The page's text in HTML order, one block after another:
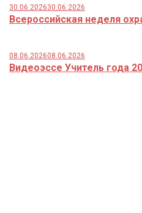
30.06.202630.06.2026
Всероссийская неделя
08.06.202608.06.2026
Видеоэссе Учитель года